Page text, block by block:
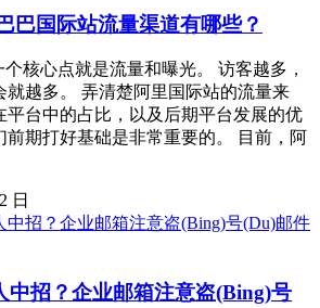
巴国际站流量渠道有哪些？
核心点就是流量和曝光。 访客越多，
就越多。 弄清楚阿里国际站的流量来
平台中的占比，以及后期平台发展的优
前期打好基础是非常重要的。 目前，阿
日
中招？企业邮箱注意盗(Bing)号